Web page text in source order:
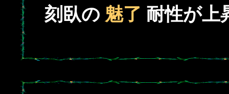
刻臥の 魅了 耐性が上